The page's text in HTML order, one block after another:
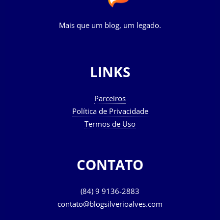
Mais que um blog, um legado.
LINKS
Parceiros
Política de Privacidade
Termos de Uso
CONTATO
(84) 9 9136-2883
contato@blogsilverioalves.com